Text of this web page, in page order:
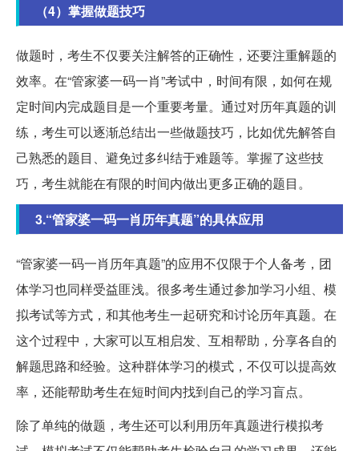
（4）掌握做题技巧
做题时，考生不仅要关注解答的正确性，还要注重解题的
效率。在“管家婆一码一肖”考试中，时间有限，如何在规
定时间内完成题目是一个重要考量。通过对历年真题的训
练，考生可以逐渐总结出一些做题技巧，比如优先解答自
己熟悉的题目、避免过多纠结于难题等。掌握了这些技
巧，考生就能在有限的时间内做出更多正确的题目。
3.“管家婆一码一肖历年真题”的具体应用
“管家婆一码一肖历年真题”的应用不仅限于个人备考，团
体学习也同样受益匪浅。很多考生通过参加学习小组、模
拟考试等方式，和其他考生一起研究和讨论历年真题。在
这个过程中，大家可以互相启发、互相帮助，分享各自的
解题思路和经验。这种群体学习的模式，不仅可以提高效
率，还能帮助考生在短时间内找到自己的学习盲点。
除了单纯的做题，考生还可以利用历年真题进行模拟考